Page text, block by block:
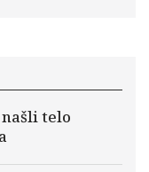
telo